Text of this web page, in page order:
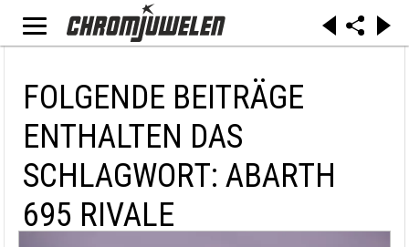
FOLGENDE BEITRÄGE
ENTHALTEN DAS
SCHLAGWORT: ABARTH
695 RIVALE